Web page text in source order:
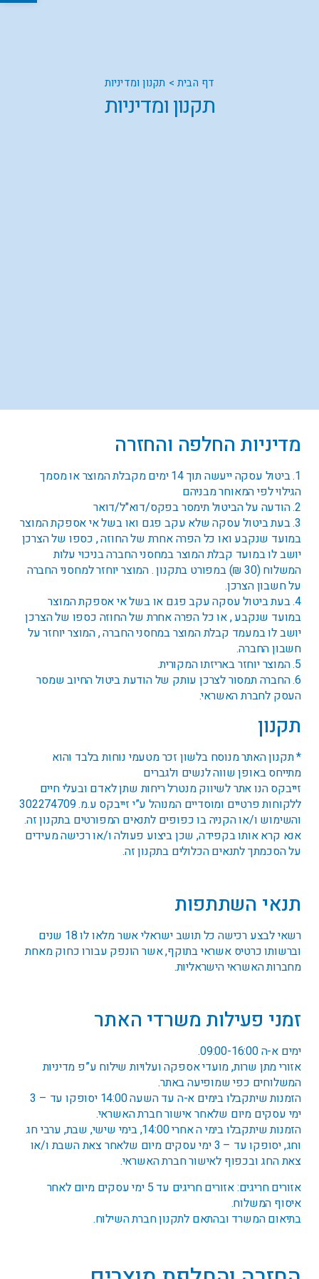
דף הבית > תקנון ומדיניות
תקנון ומדיניות
מדיניות החלפה והחזרה
1. ביטול עסקה ייעשה תוך 14 ימים מקבלת המוצר או מסמך
הגילוי לפי המאוחר מבניהם
2. הודעה על הביטול תימסר בפקס/דוא"ל/דואר
3. בעת ביטול עסקה שלא עקב פגם ואו בשל אי אספקת המוצר
במועד שנקבע ואו כל הפרה אחרת של החוזה , כספו של הצרכן
יושב לו במועד קבלת המוצר במחסני החברה בניכוי עלות
המשלוח (30 ₪) במפורט בתקנון . המוצר יוחזר למחסני החברה
על חשבון הצרכן.
4. בעת ביטול עסקה עקב פגם או בשל אי אספקת המוצר
במועד שנקבע , או כל הפרה אחרת של החוזה כספו של הצרכן
יושב לו במעמד קבלת המוצר במחסני החברה , המוצר יוחזר על
חשבון החברה.
5. המוצר יוחזר באריזתו המקורית.
6. החברה תמסור לצרכן עותק של הודעת ביטול החיוב שמסר
העסק לחברת האשראי.
תקנון
* תקנון האתר מנוסח בלשון זכר מטעמי נוחות בלבד והוא
מתייחס באופן שווה לנשים ולגברים
זייבקס הנו אתר לשיווק מנטרל ריחות שתן לאדם ובעלי חיים
ללקוחות פרטיים ומוסדיים המנוהל ע”י זייבקס ע.מ. 302274709
והשימוש ו/או הקניה בו כפופים לתנאים המפורטים בתקנון זה.
אנא קרא אותו בקפידה, שכן ביצוע פעולה ו/או רכישה מעידים
על הסכמתך לתנאים הכלולים בתקנון זה.
תנאי השתתפות
רשאי לבצע רכישה כל תושב ישראלי אשר מלאו לו 18 שנים
וברשותו כרטיס אשראי בתוקף, אשר הונפק עבורו כחוק מאחת
מחברות האשראי הישראליות.
זמני פעילות משרדי האתר
ימים א-ה 09:00-16:00.
אזורי מתן שרות, מועדי אספקה ועלויות שילוח ע”פ מדיניות
המשלוחים כפי שמופיעה באתר.
הזמנות שיתקבלו בימים א-ה עד השעה 14:00 יסופקו עד – 3
ימי עסקים מיום שלאחר אישור חברת האשראי.
הזמנות שיתקבלו בימי ה אחרי 14:00, בימי שישי, שבת, ערבי חג
וחג, יסופקו עד – 3 ימי עסקים מיום שלאחר צאת השבת ו/או
צאת החג ובכפוף לאישור חברת האשראי.
אזורים חריגים: אזורים חריגים עד 5 ימי עסקים מיום לאחר
איסוף המשלוח.
בתיאום המשרד ובהתאם לתקנון חברת השילוח.